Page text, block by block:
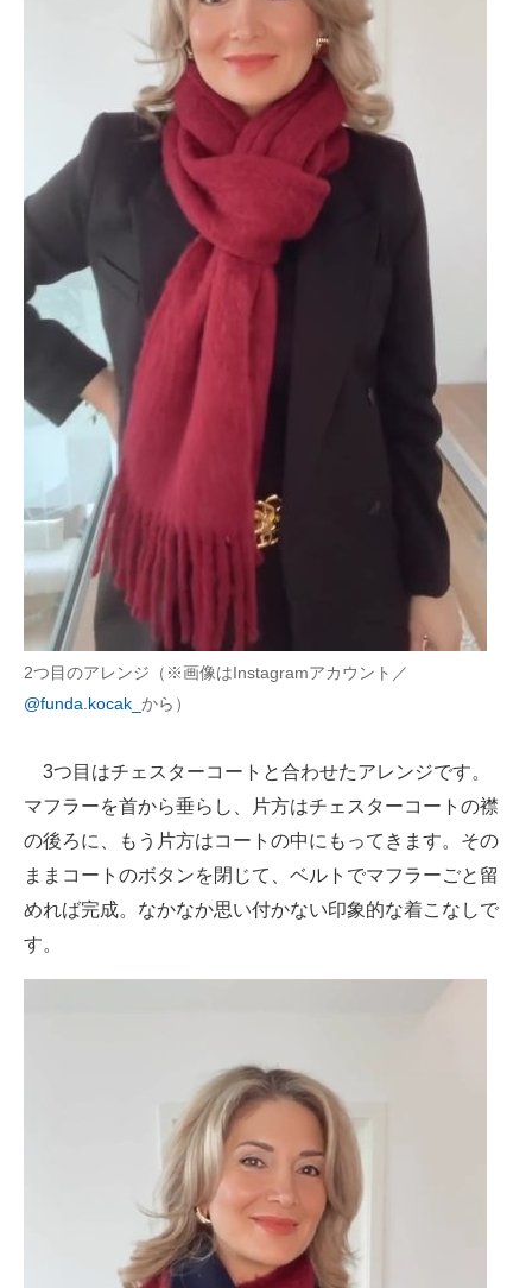
2つ目のアレンジ（※画像はInstagramアカウント／
@funda.kocak_ から）
3つ目はチェスターコートと合わせたアレンジです。
マフラーを首から垂らし、片方はチェスターコートの襟
の後ろに、もう片方はコートの中にもってきます。その
ままコートのボタンを閉じて、ベルトでマフラーごと留
めれば完成。なかなか思い付かない印象的な着こなしで
す。